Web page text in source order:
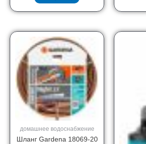
домашнее водоснабжение
Шланг Gardena 18069-20